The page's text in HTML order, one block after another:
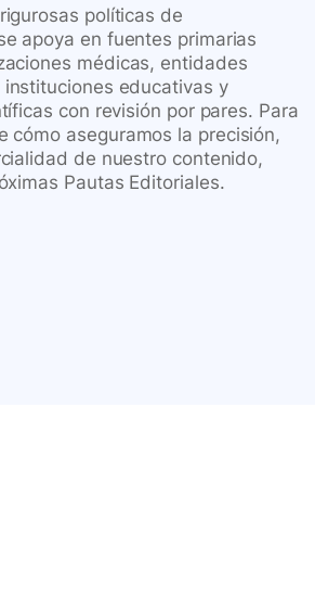
políticas de
apoya en fuentes primarias
médicas, entidades
educativas y
con revisión por pares. Para
cómo aseguramos la precisión,
de nuestro contenido,
Pautas Editoriales.